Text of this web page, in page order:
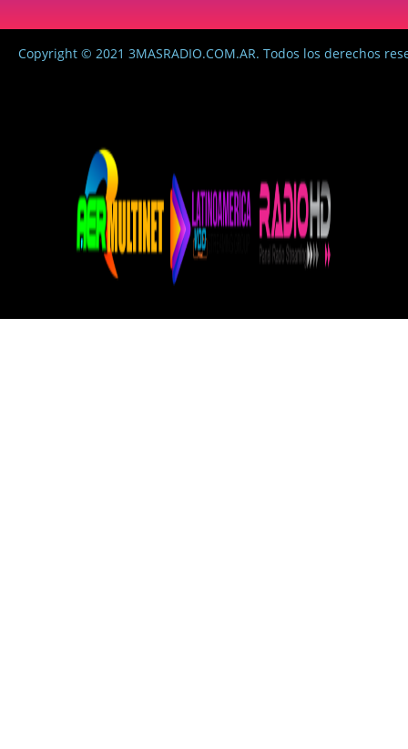
Copyright © 2021 3MASRADIO.COM.AR. Todos los derechos